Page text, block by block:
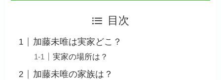
目次
加藤未唯は実家どこ？
実家の場所は？
加藤未唯の家族は？